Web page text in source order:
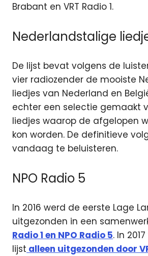
Brabant en VRT Radio 1.
Nederlandstalige
De lijst bevat volgens de
vier radiozender de mooiste
liedjes van Nederland en
echter een selectie gemaakt
liedjes waarop de afgelopen
kon worden. De definitieve
vandaag te beluisteren.
NPO Radio 5
In 2016 werd de eerste Lage
uitgezonden in een
Radio 1 en NPO Radio 5. In
lijst alleen uitgezonden door